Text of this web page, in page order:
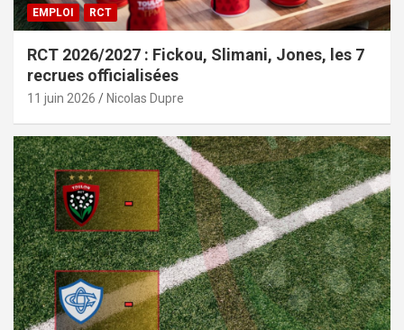
EMPLOI RCT
RCT 2026/2027 : Fickou, Slimani, Jones, les 7
recrues officialisées
11 juin 2026 Nicolas Dupre